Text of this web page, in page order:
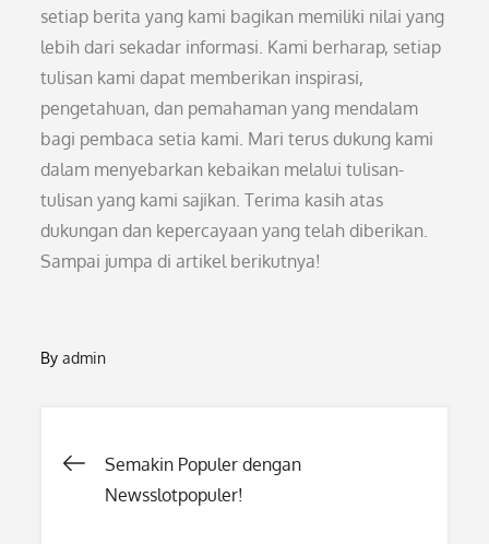
setiap berita yang kami bagikan memiliki nilai yang
lebih dari sekadar informasi. Kami berharap, setiap
tulisan kami dapat memberikan inspirasi,
pengetahuan, dan pemahaman yang mendalam
bagi pembaca setia kami. Mari terus dukung kami
dalam menyebarkan kebaikan melalui tulisan-
tulisan yang kami sajikan. Terima kasih atas
dukungan dan kepercayaan yang telah diberikan.
Sampai jumpa di artikel berikutnya!
Byadmin
Post
Semakin Populer dengan
Newsslotpopuler!